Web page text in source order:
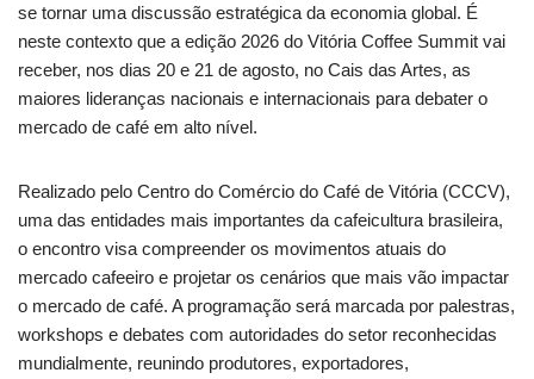
se tornar uma discussão estratégica da economia global. É
neste contexto que a edição 2026 do Vitória Coffee Summit vai
receber, nos dias 20 e 21 de agosto, no Cais das Artes, as
maiores lideranças nacionais e internacionais para debater o
mercado de café em alto nível.
Realizado pelo Centro do Comércio do Café de Vitória (CCCV),
uma das entidades mais importantes da cafeicultura brasileira,
o encontro visa compreender os movimentos atuais do
mercado cafeeiro e projetar os cenários que mais vão impactar
o mercado de café. A programação será marcada por palestras,
workshops e debates com autoridades do setor reconhecidas
mundialmente, reunindo produtores, exportadores,